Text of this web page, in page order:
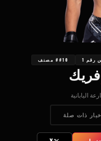
رقم 1 ##10 مصنف
اليابانية
ذات صلة